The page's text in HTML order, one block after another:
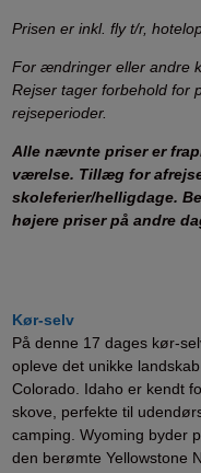
Prisen er inkl. fly t/r,
For ændringer eller andre
Rejser tager forbehold for
rejseperioder.
Alle nævnte priser er
værelse. Tillæg for
skoleferier/helligdage.
højere priser på andre
Kør-selv
På denne 17 dages kør-
opleve det unikke
Colorado. Idaho er kendt
skove, perfekte til
camping. Wyoming byder
den berømte Yellowstone